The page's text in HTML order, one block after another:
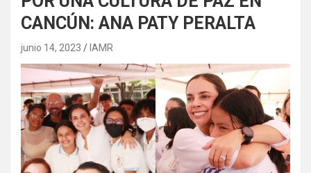
CANCÚN: ANA PATY PERALTA
junio 14, 2023 IAMR